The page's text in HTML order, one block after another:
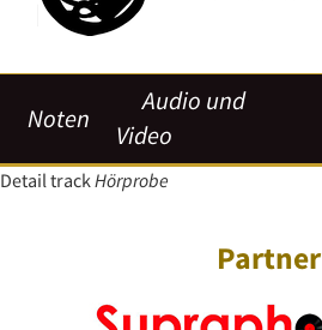
Noten
Audio und
Video
Detail trackHörprobe
Partner